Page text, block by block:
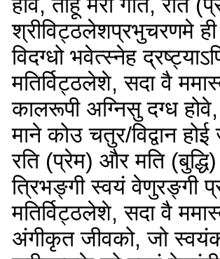
श्रीविट्ठलेशप्रभुचरणमे ही
विदग्धो भवेत्स्नेह
मतिर्विट्ठलेशे, सदा वै
कालरूपी अग्निसु दग्ध
माने कोउ चतुर/विद्वान
रति (प्रेम) और मति
त्रिभङ्गी स्वयं वेणुरङ्गी
मतिर्विट्ठलेशे, सदा वै
अंगीकृत जीवको, जो